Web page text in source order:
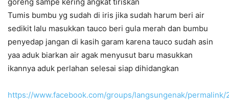
Tumis bumbu yg sudah di iris jika sudah harum beri air
sedikit lalu masukkan tauco beri gula merah dan bumbu
penyedap jangan di kasih garam karena tauco sudah asin
yaa aduk biarkan air agak menyusut baru masukkan
ikannya aduk perlahan selesai siap dihidangkan
https://www.facebook.com/groups/langsungenak/